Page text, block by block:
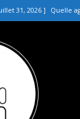
31, 2026 ] Quelle
27, 2026 ]
23, 2026 ]
19, 2026 ]
4, 2026 ]